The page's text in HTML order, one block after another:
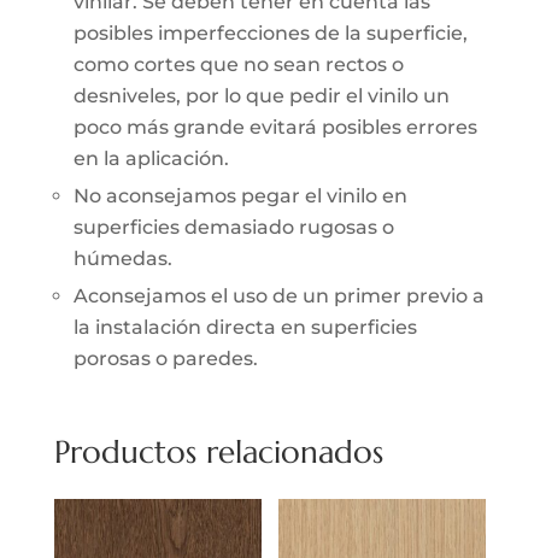
posibles imperfecciones de la superficie,
como cortes que no sean rectos o
desniveles, por lo que pedir el vinilo un
poco más grande evitará posibles errores
en la aplicación.
No aconsejamos pegar el vinilo en
superficies demasiado rugosas o
húmedas.
Aconsejamos el uso de un primer previo a
la instalación directa en superficies
porosas o paredes.
Productos relacionados